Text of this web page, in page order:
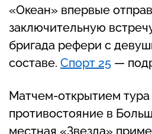
«Океан» впервые
заключительную
бригада рефери с
составе. Спорт 25 —
Матчем-открытием тура
противостояние в
местная «Звезда»